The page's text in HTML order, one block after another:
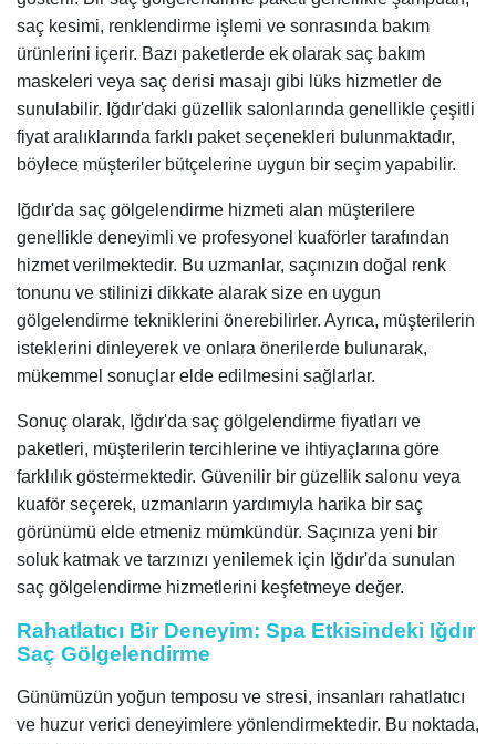
saç kesimi, renklendirme işlemi ve sonrasında bakım
ürünlerini içerir. Bazı paketlerde ek olarak saç bakım
maskeleri veya saç derisi masajı gibi lüks hizmetler de
sunulabilir. Iğdır'daki güzellik salonlarında genellikle çeşitli
fiyat aralıklarında farklı paket seçenekleri bulunmaktadır,
böylece müşteriler bütçelerine uygun bir seçim yapabilir.
Iğdır'da saç gölgelendirme hizmeti alan müşterilere
genellikle deneyimli ve profesyonel kuaförler tarafından
hizmet verilmektedir. Bu uzmanlar, saçınızın doğal renk
tonunu ve stilinizi dikkate alarak size en uygun
gölgelendirme tekniklerini önerebilirler. Ayrıca, müşterilerin
isteklerini dinleyerek ve onlara önerilerde bulunarak,
mükemmel sonuçlar elde edilmesini sağlarlar.
Sonuç olarak, Iğdır'da saç gölgelendirme fiyatları ve
paketleri, müşterilerin tercihlerine ve ihtiyaçlarına göre
farklılık göstermektedir. Güvenilir bir güzellik salonu veya
kuaför seçerek, uzmanların yardımıyla harika bir saç
görünümü elde etmeniz mümkündür. Saçınıza yeni bir
soluk katmak ve tarzınızı yenilemek için Iğdır'da sunulan
saç gölgelendirme hizmetlerini keşfetmeye değer.
Rahatlatıcı Bir Deneyim: Spa Etkisindeki Iğdır
Saç Gölgelendirme
Günümüzün yoğun temposu ve stresi, insanları rahatlatıcı
ve huzur verici deneyimlere yönlendirmektedir. Bu noktada,